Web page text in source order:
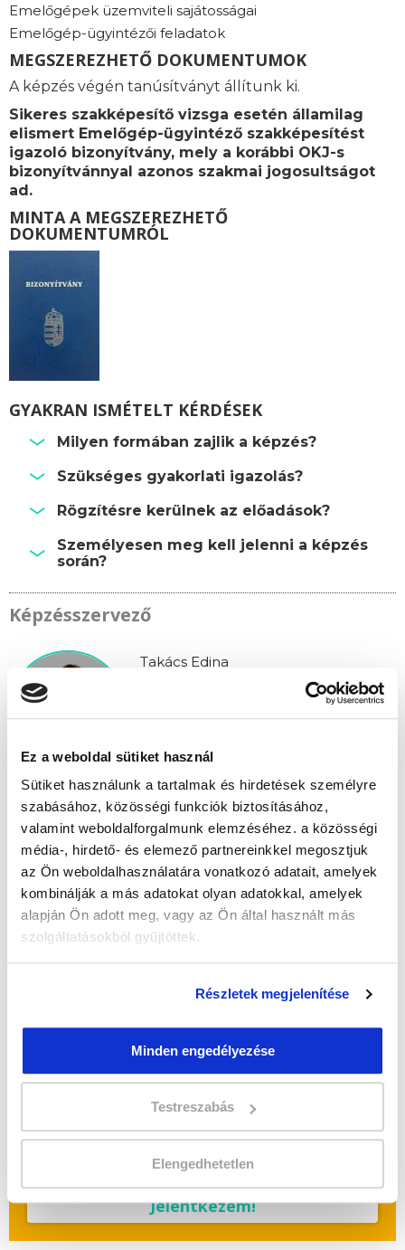
Ez a weboldal sütiket használ
Sütiket használunk a tartalmak és hirdetések személyre
szabásához, közösségi funkciók biztosításához,
valamint weboldalforgalmunk elemzéséhez. a közösségi
média-, hirdető- és elemező partnereinkkel megosztjuk
az Ön weboldalhasználatára vonatkozó adatait, amelyek
kombinálják a más adatokat olyan adatokkal, amelyek
alapján Ön adott meg, vagy az Ön által használt más
szolgáltatásokból gyűjtöttek.
Részletek megjelenítése
Minden engedélyezése
Testreszabás
Elengedhetetlen
Emelőgépek üzemviteli sajátosságai
Emelőgép-ügyintézői feladatok
MEGSZEREZHETŐ DOKUMENTUMOK
A képzés végén tanúsítványt állítunk ki.
Sikeres szakképesítő vizsga esetén államilag
elismert Emelőgép-ügyintéző szakképesítést
igazoló bizonyítvány, mely a korábbi OKJ-s
bizonyítvánnyal azonos szakmai jogosultságot
ad.
MINTA A MEGSZEREZHETŐ
DOKUMENTUMRÓL
GYAKRAN ISMÉTELT KÉRDÉSEK
Milyen formában zajlik a képzés?
Szükséges gyakorlati igazolás?
Rögzítésre kerülnek az előadások?
Személyesen meg kell jelenni a képzés
során?
Képzésszervező
Takács Edina
takacs.edina@tanfolyam.hu
" Q " csoport
26 nap az indulásig!
Időtartam:3-4 hónap
Indulás időpontja:2026-09-04
Képzés ára:140 000 Ft
Minden kedvezmény igénybevételével
várható!
70 000 Ft
A csoport a meghirdetett időpontban
biztosan indul!
Lehet még jelentkezni?
Jelentkezem!